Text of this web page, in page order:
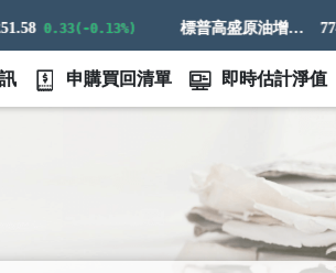
0.33(-0.13%) 標普高盛原油增強超額回報指數 774.14
申購買回清單 即時估計淨值